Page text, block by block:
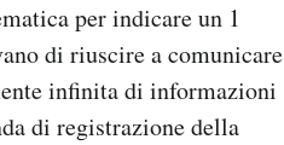
per indicare un 1
di riuscire a comunicare
infinita di informazioni
di registrazione della